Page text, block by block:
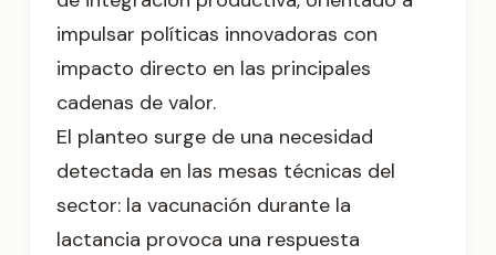
impulsar políticas innovadoras con
impacto directo en las principales
cadenas de valor.
El planteo surge de una necesidad
detectada en las mesas técnicas del
sector: la vacunación durante la
lactancia provoca una respuesta